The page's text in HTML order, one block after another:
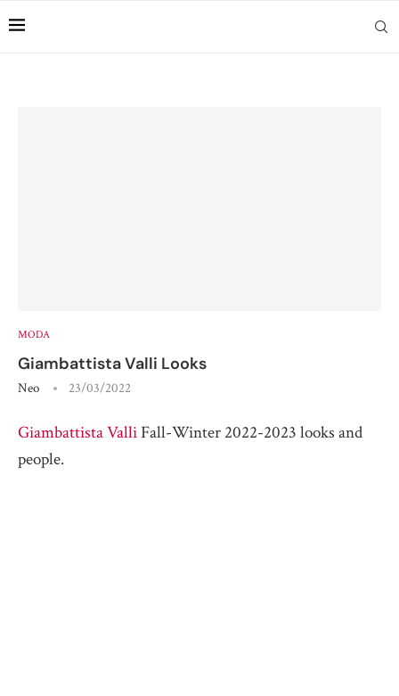
MODA
Giambattista Valli Looks
Neo 23/03/2022
Giambattista Valli Fall-Winter 2022-2023 looks and
people.